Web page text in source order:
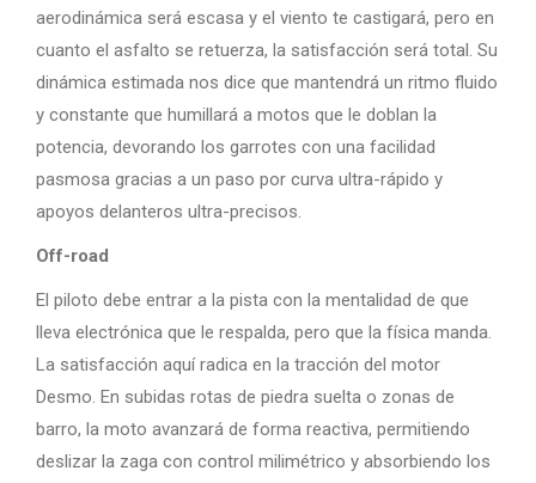
aerodinámica será escasa y el viento te castigará, pero en
cuanto el asfalto se retuerza, la satisfacción será total. Su
dinámica estimada nos dice que mantendrá un ritmo fluido
y constante que humillará a motos que le doblan la
potencia, devorando los garrotes con una facilidad
pasmosa gracias a un paso por curva ultra-rápido y
apoyos delanteros ultra-precisos.
Off-road
El piloto debe entrar a la pista con la mentalidad de que
lleva electrónica que le respalda, pero que la física manda.
La satisfacción aquí radica en la tracción del motor
Desmo. En subidas rotas de piedra suelta o zonas de
barro, la moto avanzará de forma reactiva, permitiendo
deslizar la zaga con control milimétrico y absorbiendo los